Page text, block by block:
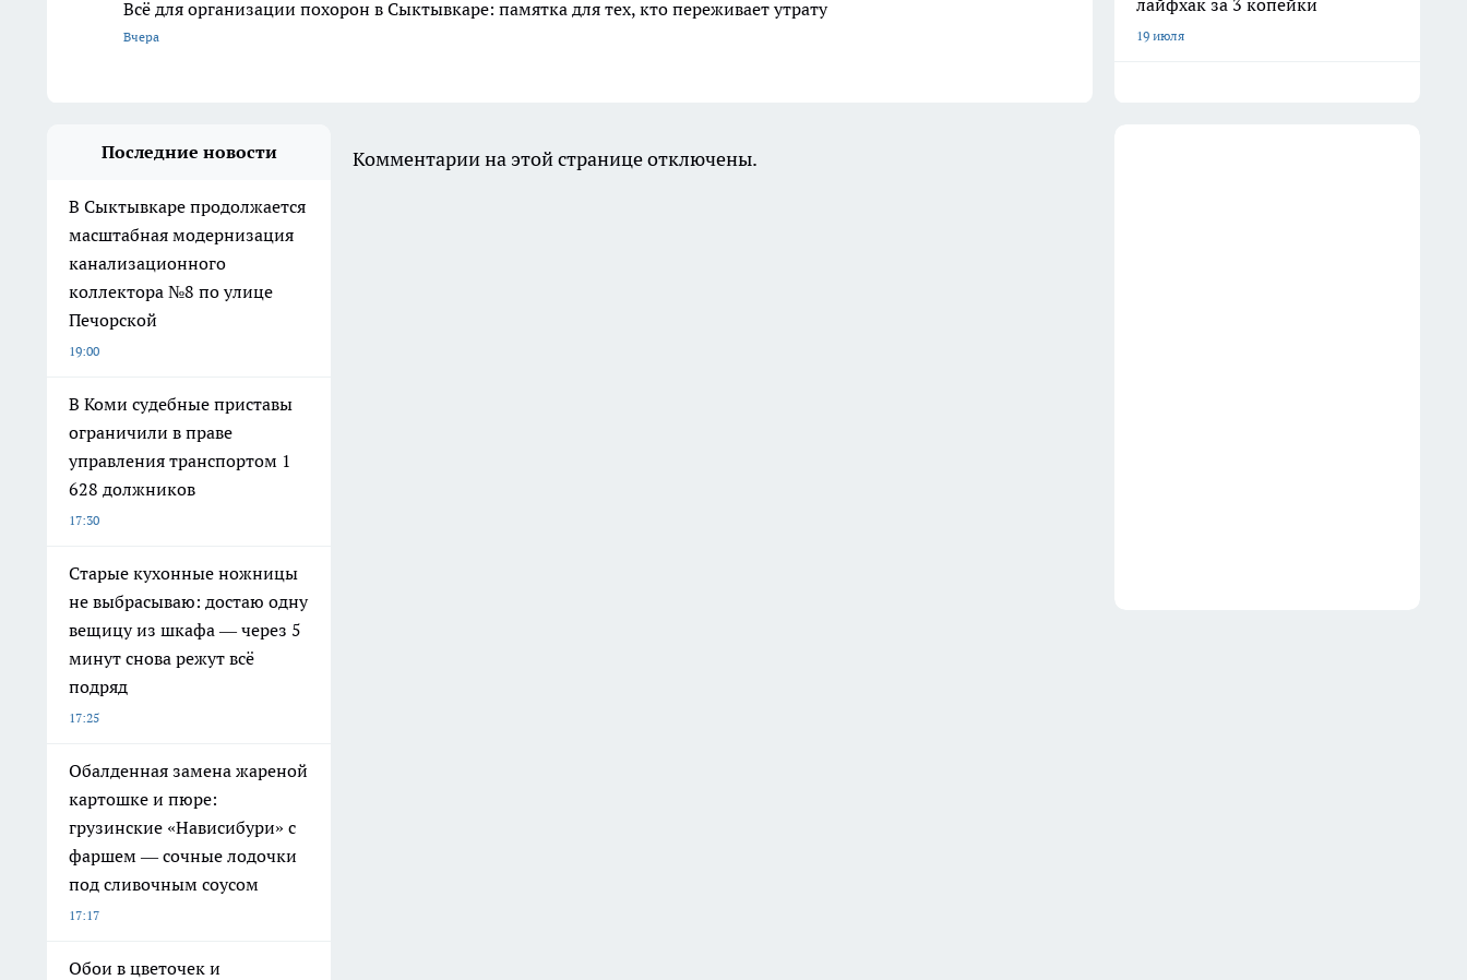
Всё для организации похорон в Сыктывкаре: памятка для тех, кто переживает утрату
Вчера
лайфхак за 3 копейки
19 июля
Последние новости
В Сыктывкаре продолжается
масштабная модернизация
канализационного
коллектора №8 по улице
Печорской
19:00
В Коми судебные приставы
ограничили в праве
управления транспортом 1
628 должников
17:30
Старые кухонные ножницы
не выбрасываю: достаю одну
вещицу из шкафа — через 5
минут снова режут всё
подряд
17:25
Обалденная замена жареной
картошке и пюре:
грузинские «Нависибури» с
фаршем — сочные лодочки
под сливочным соусом
17:17
Обои в цветочек и
Комментарии на этой странице отключены.